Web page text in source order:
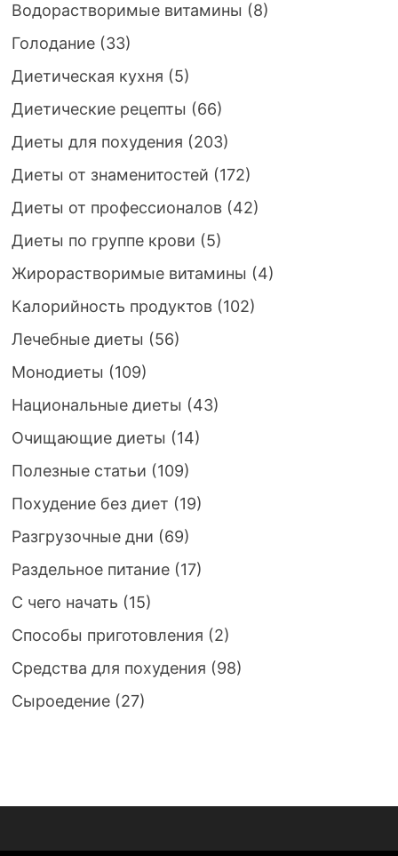
Водорастворимые витамины (8)
Голодание(33)
Диетическая кухня (5)
Диетические рецепты (66)
Диеты для похудения (203)
Диеты от знаменитостей (172)
Диеты от профессионалов(42)
Диеты по группе крови (5)
Жирорастворимые витамины (4)
Калорийность продуктов(102)
Лечебные диеты (56)
Монодиеты (109)
Национальные диеты (43)
Очищающие диеты (14)
Полезные статьи (109)
Похудение без диет (19)
Разгрузочные дни (69)
Раздельное питание(17)
С чего начать (15)
Способы приготовления (2)
Средства для похудения (98)
Сыроедение(27)